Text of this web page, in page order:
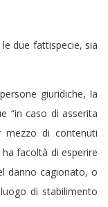
due fattispecie, sia
giuridiche, la
“in caso di asserita
mezzo di contenuti
facoltà di esperire
danno cagionato, o
di stabilimento